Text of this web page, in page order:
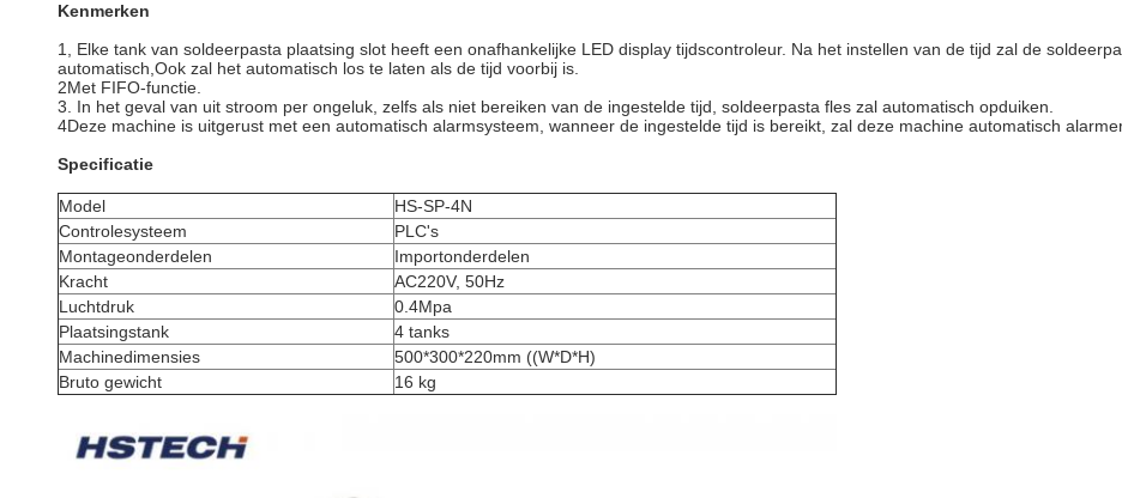
Kenmerken
1, Elke tank van soldeerpasta plaatsing slot heeft een onafhankelijke LED display tijdscontroleur. Na het instellen van de tijd zal de
automatisch,Ook zal het automatisch los te laten als de tijd voorbij is.
2Met FIFO-functie.
3. In het geval van uit stroom per ongeluk, zelfs als niet bereiken van de ingestelde tijd, soldeerpasta fles zal automatisch opduiken.
4Deze machine is uitgerust met een automatisch alarmsysteem, wanneer de ingestelde tijd is bereikt, zal deze machine automatisch
Specificatie
Model
HS-SP-4N
Controlesysteem
PLC's
Montageonderdelen
Importonderdelen
Kracht
AC220V, 50Hz
Luchtdruk
0.4Mpa
Plaatsingstank
4 tanks
Machinedimensies
500*300*220mm ((W*D*H)
Bruto gewicht
16 kg